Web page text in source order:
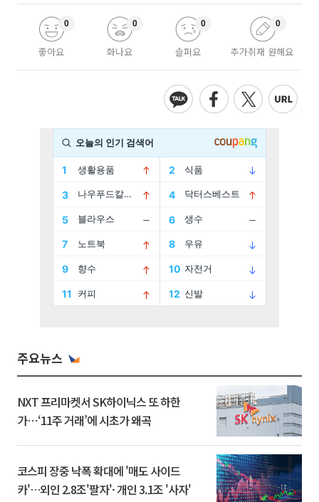
좋아요
0
화나요
0
슬퍼요
0
추가취재 원해요
0
주요뉴스
NXT 프리마켓서 SK하이닉스 또 하한
가⋯‘11주 거래’에 시초가 왜곡
코스피 장중 낙폭 확대에 '매도 사이드
카'…외인 2.8조'팔자'· 개인 3.1조 '사자'